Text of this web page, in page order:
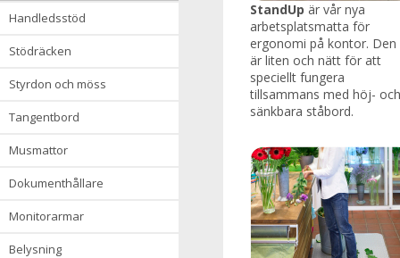
handledsstöd
stödräcken
styrdon och möss
tangentbord
musmattor
dokumenthållare
monitorarmar
belysning
StandUp är vår nya
arbetsplatsmatta för
ergonomi på kontor. Den
är liten och nätt för att
speciellt fungera
tillsammans med höj- och
sänkbara ståbord.